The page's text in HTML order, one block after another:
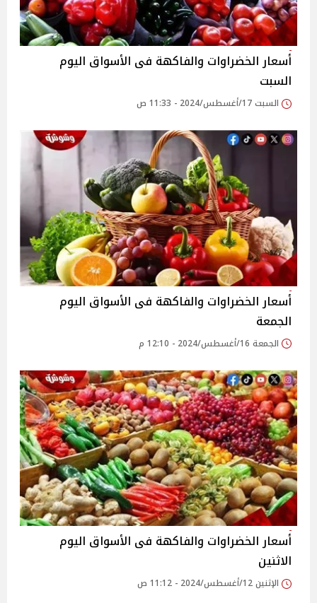
أسعار الخضراوات والفاكهة فى الأسواق‎‎ اليوم
السبت
السبت 17/أغسطس/2024 - 11:33 ص
أسعار الخضراوات والفاكهة فى الأسواق‎‎ اليوم
الجمعة
الجمعة 16/أغسطس/2024 - 12:10 م
أسعار الخضراوات والفاكهة فى الأسواق‎‎ اليوم
الاثنين
الإثنين 12/أغسطس/2024 - 11:12 ص